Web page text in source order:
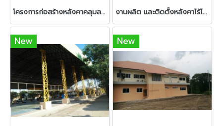
โครงการก่อสร้างหลังคาคลุมลานอเนกประสงค์ โรงเรียนท่าเรือนิตยานุกูล จังหวัดพระครศรีอยุธยา งานผลิต และติดตั้งหลังคาไร้โครงสร้าง โครงการ หลังคาไร้โครงสร้างอาคารตลาดสดหนองฉาง จังหวัดอุทัยธานี
New New